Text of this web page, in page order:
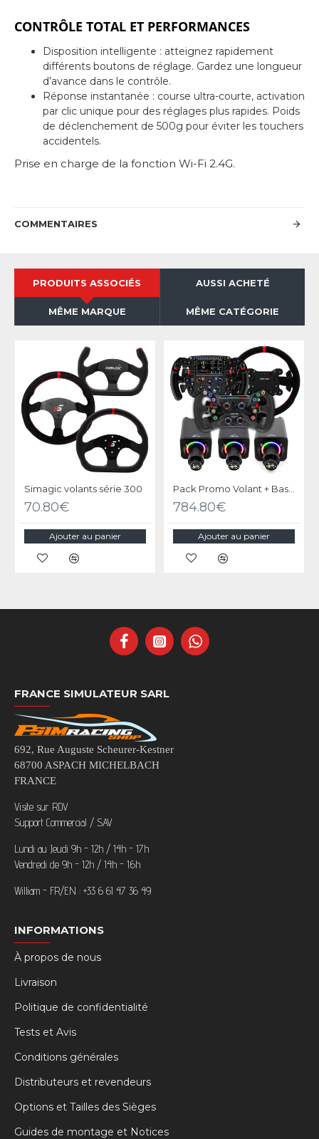
CONTRÔLE TOTAL ET PERFORMANCES
Disposition intelligente : atteignez rapidement
différents boutons de réglage. Gardez une longueur
d’avance dans le contrôle.
Réponse instantanée : course ultra-courte, activation
par clic unique pour des réglages plus rapides. Poids
de déclenchement de 500g pour éviter les touchers
accidentels.
Prise en charge de la fonction Wi-Fi 2.4G.
COMMENTAIRES
PRODUITS ASSOCIÉS AUSSI ACHETÉ
MÊME MARQUE MÊME CATÉGORIE
Simagic volants série 300
70.80€
Ajouter au panier
784.80€
Ajouter au panier
FRANCE SIMULATEUR SARL
692, Rue Auguste Scheurer-Kestner
68700 ASPACH MICHELBACH
FRANCE
Visite sur RDV
Support Commercial / SAV
Lundi au Jeudi 9h - 12h / 14h - 17h
Vendredi de 9h - 12h / 14h - 16h
William - FR/EN : +33 6 61 47 36 49
INFORMATIONS
À propos de nous
Livraison
Politique de confidentialité
Tests et Avis
Conditions générales
Distributeurs et revendeurs
Options et Tailles des Sièges
Guides de montage et Notices